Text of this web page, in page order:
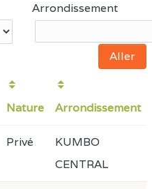
Arrondissement
Nature Arrondissement
Privé
KUMBO
CENTRAL